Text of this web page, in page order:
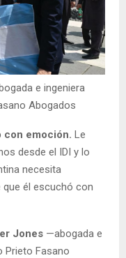
e ingeniera
Abogados
con emoción. Le
desde el IDI y lo
necesita
que él escuchó con
Jones —abogada e
Prieto Fasano